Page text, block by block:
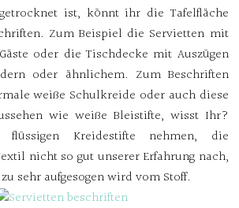
ist, könnt ihr die Tafelfläche
Zum Beispiel die Servietten mit
oder die Tischdecke mit Auszügen
oder ähnlichem. Zum Beschriften
weiße Schulkreide oder auch diese
wie weiße Bleistifte, wisst Ihr?
Kreidestifte nehmen, die
nicht so gut unserer Erfahrung nach,
sehr aufgesogen wird vom Stoff.